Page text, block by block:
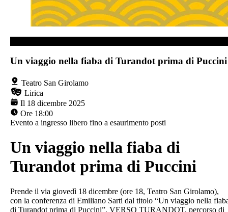
Un viaggio nella fiaba di Turandot prima di Puccini
Teatro San Girolamo
Lirica
Il 18 dicembre 2025
Ore 18:00
Evento a ingresso libero fino a esaurimento posti
Un viaggio nella fiaba di
Turandot prima di Puccini
Prende il via giovedì 18 dicembre (ore 18, Teatro San Girolamo),
con la conferenza di Emiliano Sarti dal titolo “Un viaggio nella
di Turandot prima di Puccini”, VERSO TURANDOT, percorso di